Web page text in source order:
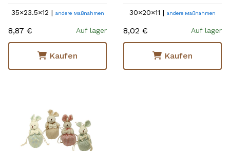
35×23.5×12 | andere Maßnahmen
8,87 € Auf lager
Kaufen
30×20×11 | andere Maßnahmen
8,02 € Auf lager
Kaufen